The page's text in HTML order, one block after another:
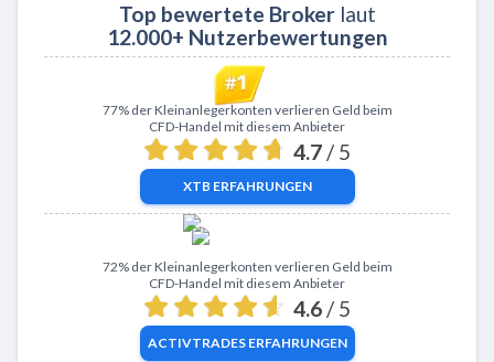
Top bewertete Brokerlaut
12.000+ Nutzerbewertungen
Zu XTB
77% der Kleinanlegerkonten verlieren Geld beim
CFD-Handel mit diesem Anbieter
4.7 / 5
XTB ERFAHRUNGEN
Zu ActivTrades
72% der Kleinanlegerkonten verlieren Geld beim
CFD-Handel mit diesem Anbieter
4.6 / 5
ACTIVTRADESERFAHRUNGEN